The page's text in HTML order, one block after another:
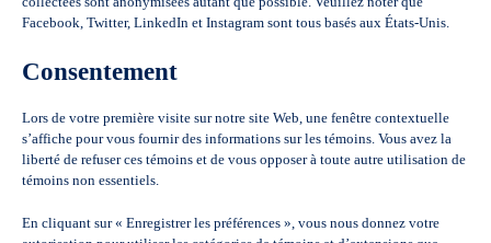
Facebook, Twitter, LinkedIn et Instagram sont tous basés aux États-Unis.
Consentement
Lors de votre première visite sur notre site Web, une fenêtre contextuelle
s’affiche pour vous fournir des informations sur les témoins. Vous avez la
liberté de refuser ces témoins et de vous opposer à toute autre utilisation de
témoins non essentiels.
En cliquant sur « Enregistrer les préférences », vous nous donnez votre